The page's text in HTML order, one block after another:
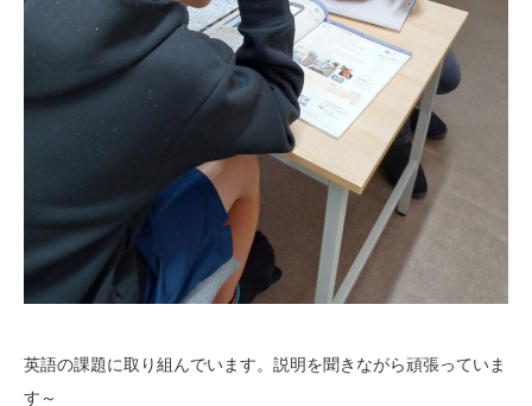
英語の課題に取り組んでいます。説明を聞きながら頑張っていま
す～